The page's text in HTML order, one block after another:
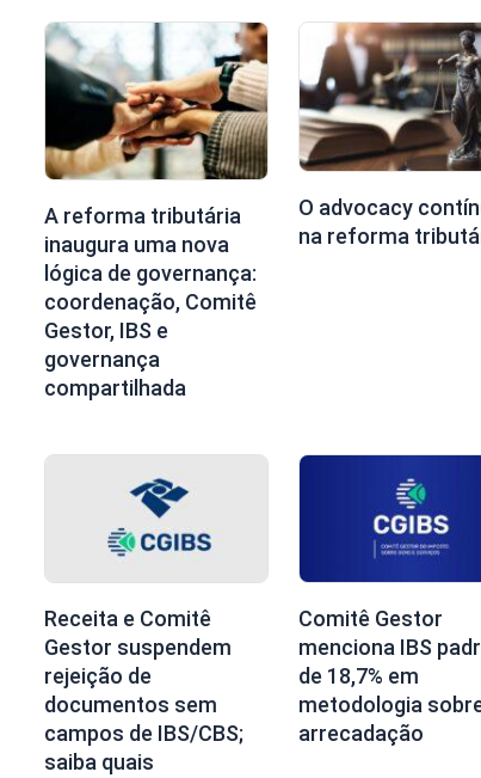
A reforma tributária
inaugura uma nova
lógica de governança:
coordenação, Comitê
Gestor, IBS e
governança
compartilhada
O advocacy
na reforma
Receita e Comitê
Gestor suspendem
rejeição de
documentos sem
campos de IBS/CBS;
saiba quais
Comitê Gestor
menciona IBS
de 18,7% em
metodologia
arrecadação